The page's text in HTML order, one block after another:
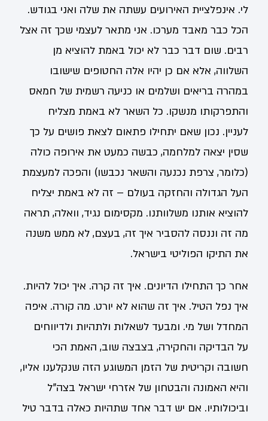
לי. אינפלציית האירועים עשתה את שלה ואני בגודש.
הכל כבר מאבד מערכו. אני מתאר לעצמי שכך זה אצל
רבים. שום דבר כבר לא יכול באמת להוציא מן
השלווה, אלא אם כן יהיו אלה החטופים שישובו
במהרה בריאים ושלמים או כניעה רשמית של חמאס
והתפרקותו מנשקו. כל השאר לא באמת מצליח
לעניין. נכון שאם יתחילו פתאום לצאת פושים על כך
שסין יצאה למלחמה, כבשה כמעט את אירופה כולה
(כלומר, צרפת נכנעה והשאר נכבשו) והפכה למעצמת
העל הגדולה והחזקה בעולם – זה לא באמת יצליח
להוציא אותנו משלוותנו. מקסימום נגיד, וואלה, תראה
מה זה וננסה להסביר איך זה, בעצם, לא ממש משנה
את התיקו הפוליטי בישראל.
אחר כך התחילו הדיונים. איך זה קרה. איך יכול להיות.
איך נפל הטיל. איך זה שהוא לא יורט. מה קורה. איפה
המחדל ושל מי. ומבעד לשאלות ולתהיות ולדיווחים
על הבדיקה והחקירה, בצבצה שוב, האמת הכי
חשובה וקריטית של הזמן המשוגע הזה שנקלענו אליו,
והיא האמונה והבטחון של אזרחי ישראל בצה"ל
וביכולותיו. אם יש דבר אחד שתהיות כאלה בדבר טיל